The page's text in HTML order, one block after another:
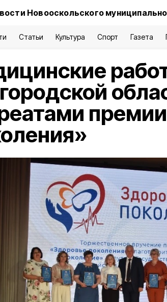
Новооскольского
Статьи Культура Спорт Газета